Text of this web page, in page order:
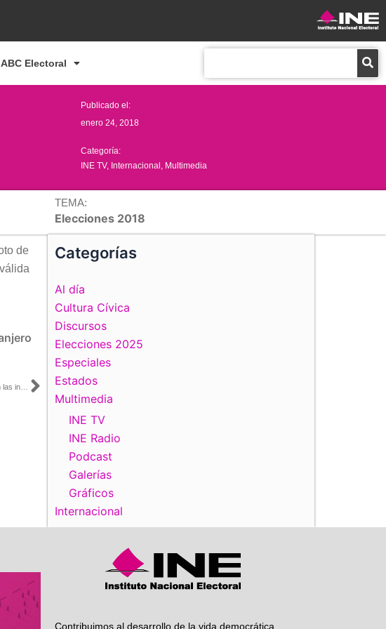
ABC Electoral
Publicado el:
enero 24, 2018
Categoría:
INE TV, Internacional Multimedia
TEMA:
Elecciones 2018
de
Siguiente
Categorías
Al día
Cultura Cívica
Discursos
Elecciones 2025
Especiales
Estados
Multimedia
INE TV
INE Radio
Podcast
Galerías
Gráficos
Internacional
Contribuimos al desarrollo de la vida democrática